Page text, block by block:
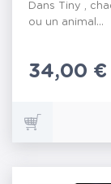
Dans Tiny ,
ou un animal...
Prix
34,00 €